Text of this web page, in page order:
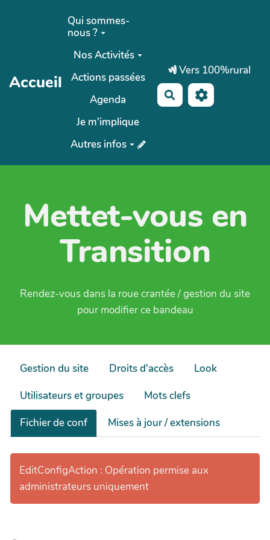
Aller au contenu principal
Accueil
Qui sommes-
nous ?
Nos Activités
Actions passées
Agenda
Je m'implique
Autres infos
Vers 100%rural
Rechercher
Mettet-vous en
Transition
Rendez-vous dans la roue crantée / gestion du site
pour modifier ce bandeau
Gestion du site Droits d'accès
Look
Utilisateurs et groupes
Mots clefs
Fichier de conf
Mises à jour / extensions
EditConfigAction : Opération permise aux
administrateurs uniquement